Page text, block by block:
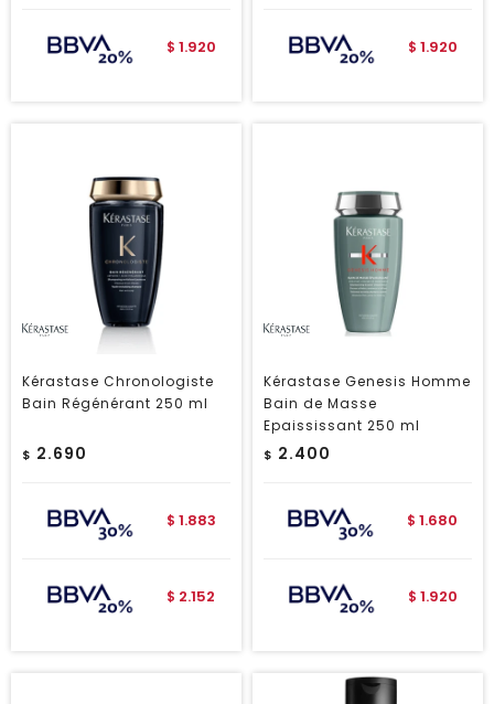
$ 1.920 $ 1.920
Kérastase Chronologiste
Bain Régénérant 250 ml
$ 2.690
$ 1.883
$ 2.152
Kérastase Genesis Homme
Bain de Masse
Epaississant 250 ml
$ 2.400
$ 1.680
$ 1.920